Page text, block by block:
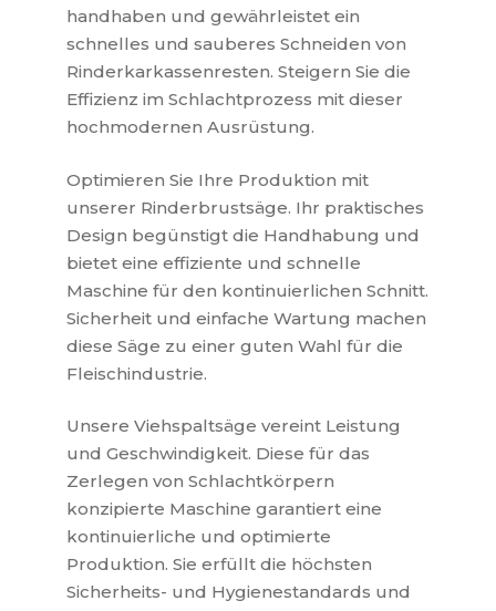
handhaben und gewährleistet ein
schnelles und sauberes Schneiden von
Rinderkarkassenresten. Steigern Sie die
Effizienz im Schlachtprozess mit dieser
hochmodernen Ausrüstung.
Optimieren Sie Ihre Produktion mit
unserer Rinderbrustsäge. Ihr praktisches
Design begünstigt die Handhabung und
bietet eine effiziente und schnelle
Maschine für den kontinuierlichen Schnitt.
Sicherheit und einfache Wartung machen
diese Säge zu einer guten Wahl für die
Fleischindustrie.
Unsere Viehspaltsäge vereint Leistung
und Geschwindigkeit. Diese für das
Zerlegen von Schlachtkörpern
konzipierte Maschine garantiert eine
kontinuierliche und optimierte
Produktion. Sie erfüllt die höchsten
Sicherheits- und Hygienestandards und